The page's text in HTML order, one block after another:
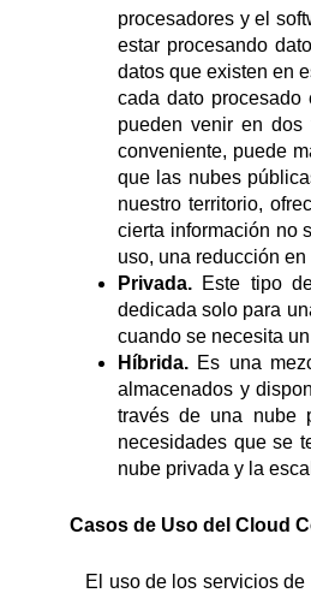
procesadores y el
estar procesando
datos que existen en
cada dato
pueden venir en
conveniente, puede
que las nubes
nuestro territorio,
cierta información no
uso, una reducción
Privada. Este tipo
dedicada solo para
cuando se necesita
Híbrida. Es una
almacenados y
través de una nube
necesidades que se
nube privada y la
Casos de Uso del Cloud
El uso de los servicios de